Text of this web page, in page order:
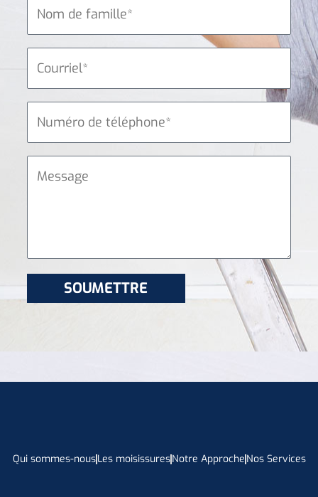
Qui sommes-nousLes moisissuresNotre ApprocheNos Services